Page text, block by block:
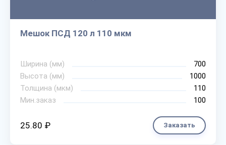
Мешок ПСД 120 л 110 мкм
Ширина (мм)
700
Высота (мм)
1000
Толщина (мкм)
110
Мин.заказ
100
25.80 ₽ Заказать